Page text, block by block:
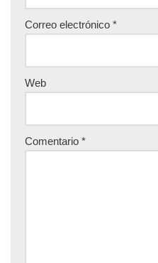
Correo electrónico *
Web
Comentario *